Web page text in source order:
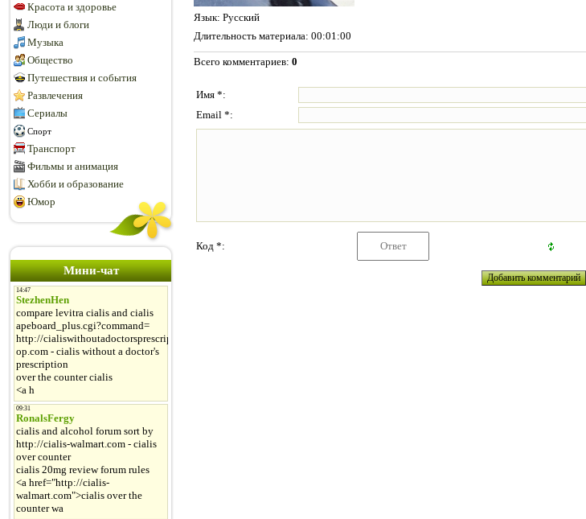
Красота и здоровье
Люди и блоги
Музыка
Общество
Путешествия и события
Развлечения
Сериалы
Спорт
Транспорт
Фильмы и анимация
Хобби и образование
Юмор
Мини-чат
Язык: Русский
Длительность материала: 00:01:00
Всего комментариев: 0
Имя *:
Email *:
Код *: